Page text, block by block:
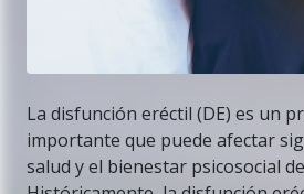
La disfunción eréctil (DE) es un
importante que puede afectar
salud y el bienestar psicosocial